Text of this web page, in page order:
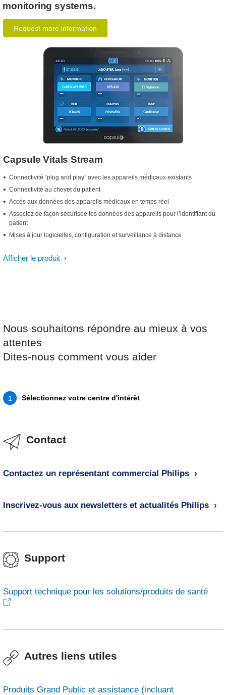
monitoring systems.
Request more information
Capsule Vitals Stream
Connectivité “plug and play” avec les appareils médicaux existants
Connectivité au chevet du patient
Accès aux données des appareils médicaux en temps réel
Associez de façon sécurisée les données des appareils pour l’identifiant du
patient
Mises à jour logicielles, configuration et surveillance à distance
Afficher le produit
Nous souhaitons répondre au mieux à vos
attentes
Dites-nous comment vous aider
1 Sélectionnez votre centre d'intérêt
Contact
Contactez un représentant commercial Philips
Inscrivez-vous aux newsletters et actualités Philips
Support
Support technique pour les solutions/produits de santé
Autres liens utiles
Produits Grand Public et assistance (incluant